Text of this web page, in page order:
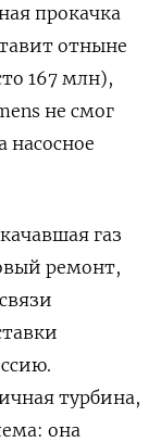
прокачка
отныне
167 млн),
не смог
насосное
газ
ремонт,
турбина,
она